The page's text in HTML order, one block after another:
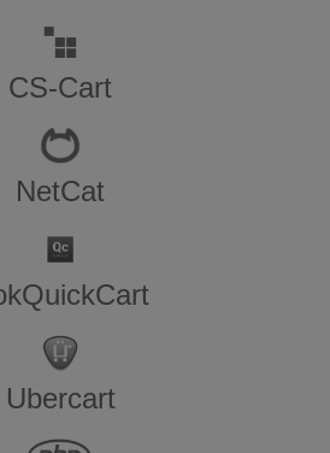
CS-Cart
NetCat
Ubercart